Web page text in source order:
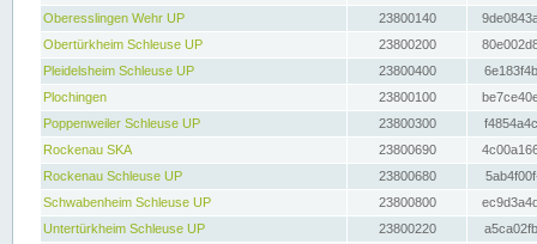
Oberesslingen Wehr UP
23800140
Obertürkheim Schleuse UP
23800200
Pleidelsheim Schleuse UP
23800400
Plochingen
23800100
Poppenweiler Schleuse UP
23800300
Rockenau SKA
23800690
Rockenau Schleuse UP
23800680
Schwabenheim Schleuse UP
23800800
Untertürkheim Schleuse UP
23800220